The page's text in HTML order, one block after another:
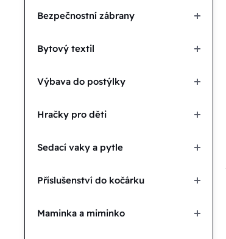
Bezpečnostní zábrany
Bytový textil
Výbava do postýlky
Hračky pro děti
Sedací vaky a pytle
Příslušenství do kočárku
Maminka a miminko